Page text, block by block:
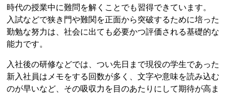
時代の授業中に難問を解くことでも習得できています。
入試などで狭き門や難関を正面から突破するために培った
勤勉な努力は、社会に出ても必要かつ評価される基礎的な
能力です。
入社後の研修などでは、つい先日まで現役の学生であった
新入社員はメモをする回数が多く、文字や意味を読み込む
のが早いなど、その吸収力を目のあたりにして期待が高ま